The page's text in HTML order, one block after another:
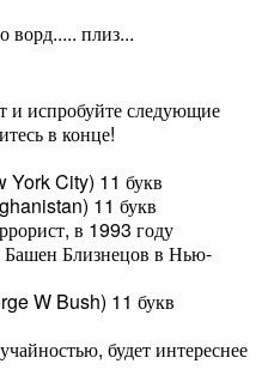
ворд..... плиз...
и испробуйте следующие
в конце!
City) 11 букв
11 букв
в 1993 году
Башен Близнецов в Нью-
W Bush) 11 букв
будет интереснее